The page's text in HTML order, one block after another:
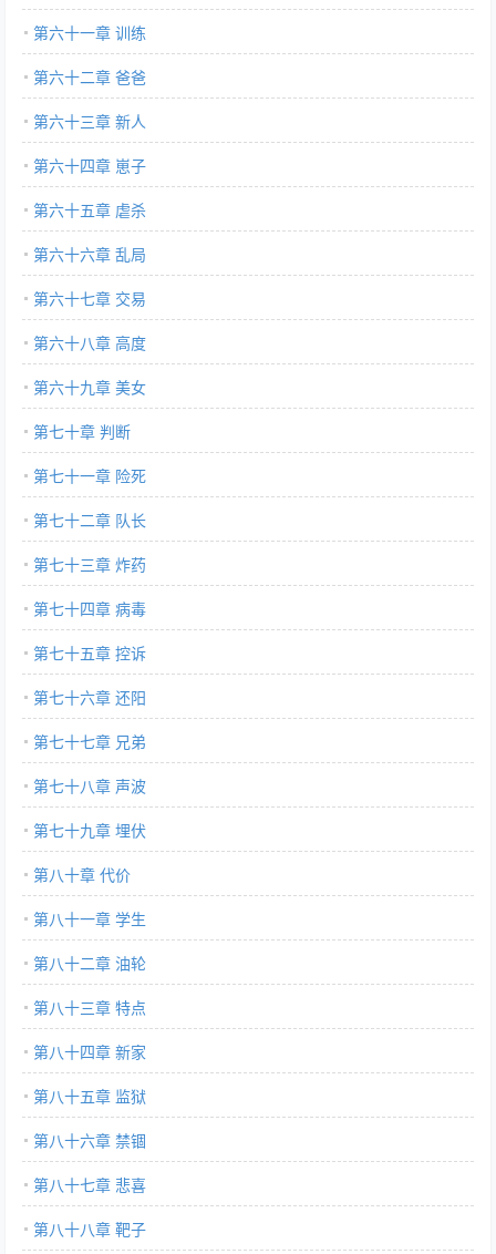
第六十一章 训练
第六十二章 爸爸
第六十三章 新人
第六十四章 崽子
第六十五章 虐杀
第六十六章 乱局
第六十七章 交易
第六十八章 高度
第六十九章 美女
第七十章 判断
第七十一章 险死
第七十二章 队长
第七十三章 炸药
第七十四章 病毒
第七十五章 控诉
第七十六章 还阳
第七十七章 兄弟
第七十八章 声波
第七十九章 埋伏
第八十章 代价
第八十一章 学生
第八十二章 油轮
第八十三章 特点
第八十四章 新家
第八十五章 监狱
第八十六章 禁锢
第八十七章 悲喜
第八十八章 靶子